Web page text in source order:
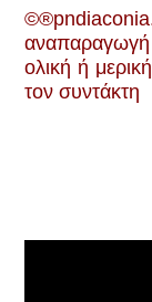
ολική ή
τον συντάκτη